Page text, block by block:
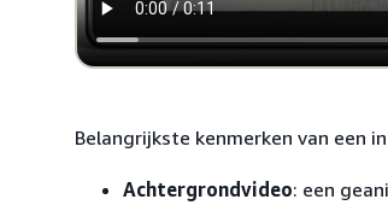
Belangrijkste kenmerken van een
Achtergrondvideo: een